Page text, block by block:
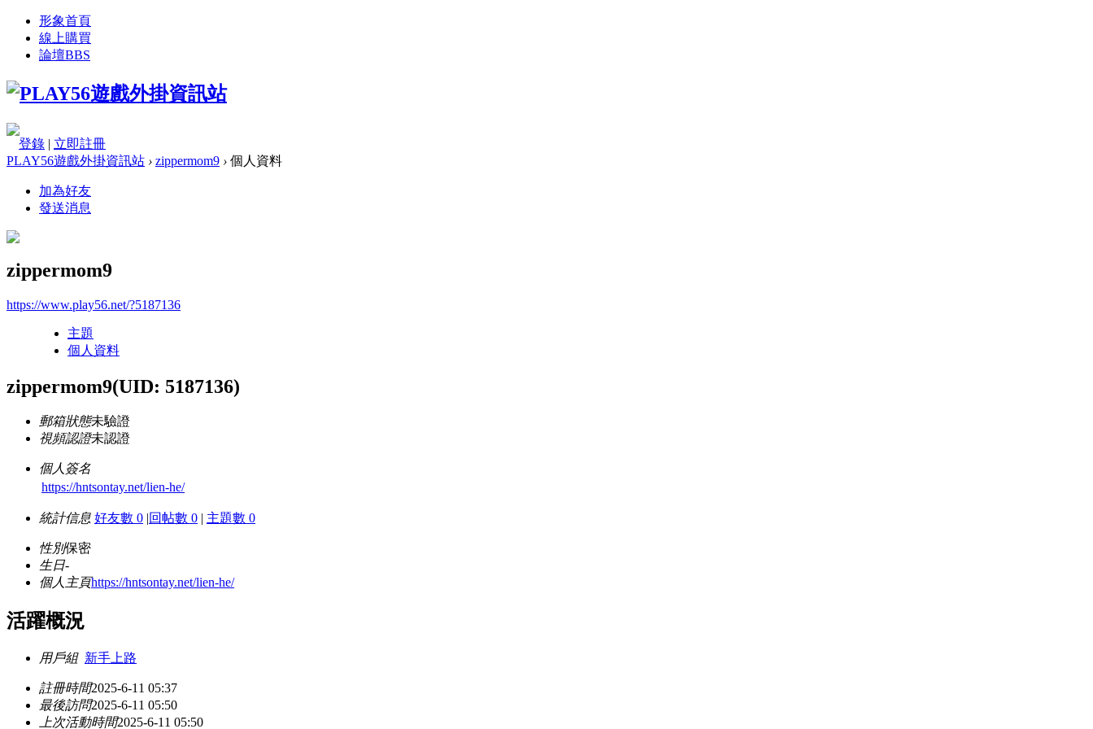
形象首頁
線上購買
論壇BBS
登錄 | 立即註冊
PLAY56遊戲外掛資訊站 › zippermom9 › 個人資料
加為好友
發送消息
zippermom9
https://www.play56.net/?5187136
主題
個人資料
zippermom9(UID: 5187136)
郵箱狀態未驗證
視頻認證未認證
個人簽名
https://hntsontay.net/lien-he/
統計信息 好友數 0 |回帖數 0 | 主題數 0
性別保密
生日-
個人主頁https://hntsontay.net/lien-he/
活躍概況
用戶組 新手上路
註冊時間2025-6-11 05:37
最後訪問2025-6-11 05:50
上次活動時間2025-6-11 05:50